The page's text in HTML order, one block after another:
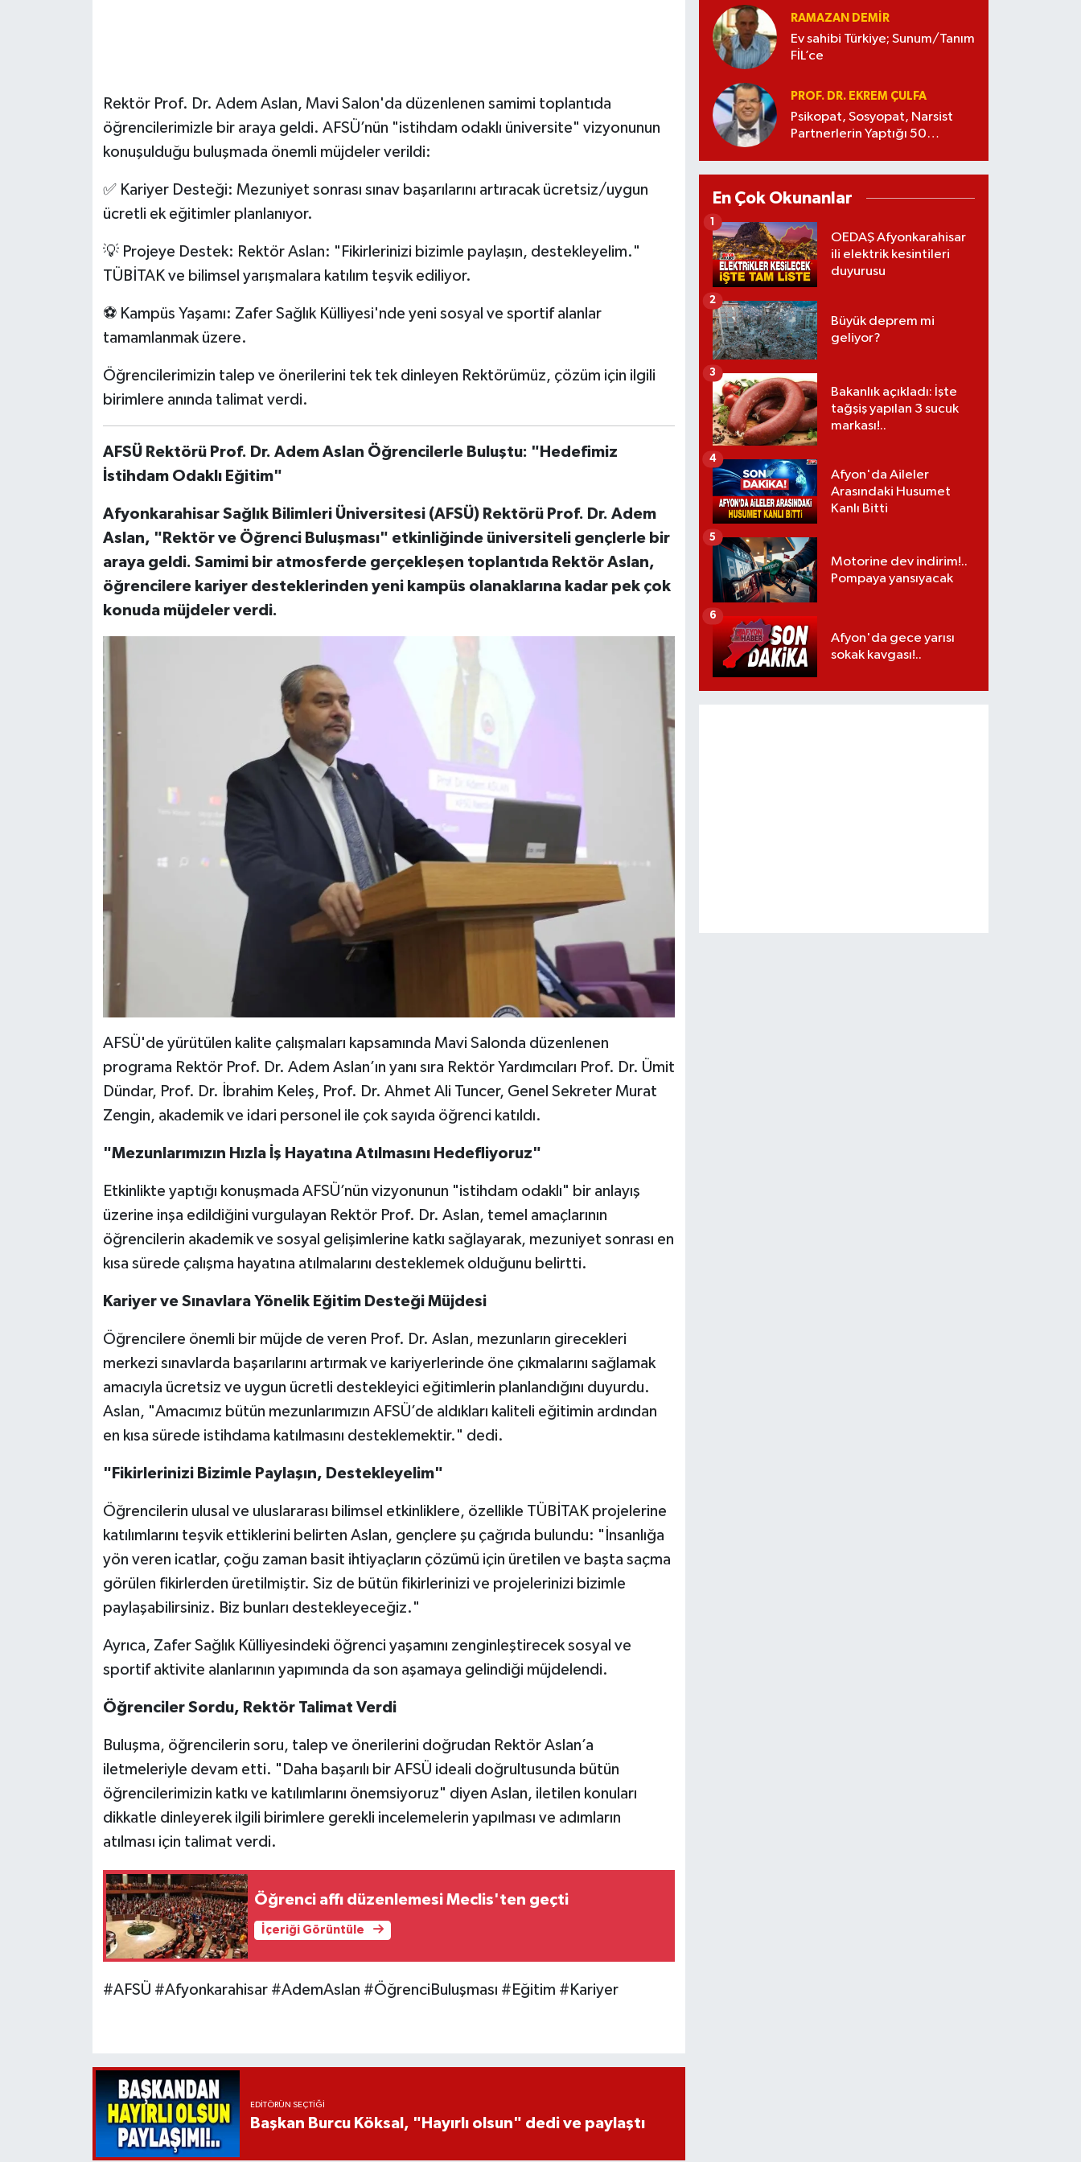
Rektör Prof. Dr. Adem Aslan, Mavi Salon'da düzenlenen samimi toplantıda
öğrencilerimizle bir araya geldi. AFSÜ’nün "istihdam odaklı üniversite" vizyonunun
konuşulduğu buluşmada önemli müjdeler verildi:
✅ Kariyer Desteği: Mezuniyet sonrası sınav başarılarını artıracak ücretsiz/uygun
ücretli ek eğitimler planlanıyor.
💡 Projeye Destek: Rektör Aslan: "Fikirlerinizi bizimle paylaşın, destekleyelim."
TÜBİTAK ve bilimsel yarışmalara katılım teşvik ediliyor.
⚽ Kampüs Yaşamı: Zafer Sağlık Külliyesi'nde yeni sosyal ve sportif alanlar
tamamlanmak üzere.
Öğrencilerimizin talep ve önerilerini tek tek dinleyen Rektörümüz, çözüm için ilgili
birimlere anında talimat verdi.
AFSÜ Rektörü Prof. Dr. Adem Aslan Öğrencilerle Buluştu: "Hedefimiz
İstihdam Odaklı Eğitim"
Afyonkarahisar Sağlık Bilimleri Üniversitesi (AFSÜ) Rektörü Prof. Dr. Adem
Aslan, "Rektör ve Öğrenci Buluşması" etkinliğinde üniversiteli gençlerle bir
araya geldi. Samimi bir atmosferde gerçekleşen toplantıda Rektör Aslan,
öğrencilere kariyer desteklerinden yeni kampüs olanaklarına kadar pek çok
konuda müjdeler verdi.
AFSÜ'de yürütülen kalite çalışmaları kapsamında Mavi Salonda düzenlenen
programa Rektör Prof. Dr. Adem Aslan’ın yanı sıra Rektör Yardımcıları Prof. Dr. Ümit
Dündar, Prof. Dr. İbrahim Keleş, Prof. Dr. Ahmet Ali Tuncer, Genel Sekreter Murat
Zengin, akademik ve idari personel ile çok sayıda öğrenci katıldı.
"Mezunlarımızın Hızla İş Hayatına Atılmasını Hedefliyoruz"
Etkinlikte yaptığı konuşmada AFSÜ’nün vizyonunun "istihdam odaklı" bir anlayış
üzerine inşa edildiğini vurgulayan Rektör Prof. Dr. Aslan, temel amaçlarının
öğrencilerin akademik ve sosyal gelişimlerine katkı sağlayarak, mezuniyet sonrası en
kısa sürede çalışma hayatına atılmalarını desteklemek olduğunu belirtti.
Kariyer ve Sınavlara Yönelik Eğitim Desteği Müjdesi
Öğrencilere önemli bir müjde de veren Prof. Dr. Aslan, mezunların girecekleri
merkezi sınavlarda başarılarını artırmak ve kariyerlerinde öne çıkmalarını sağlamak
amacıyla ücretsiz ve uygun ücretli destekleyici eğitimlerin planlandığını duyurdu.
Aslan, "Amacımız bütün mezunlarımızın AFSÜ’de aldıkları kaliteli eğitimin ardından
en kısa sürede istihdama katılmasını desteklemektir." dedi.
"Fikirlerinizi Bizimle Paylaşın, Destekleyelim"
Öğrencilerin ulusal ve uluslararası bilimsel etkinliklere, özellikle TÜBİTAK projelerine
katılımlarını teşvik ettiklerini belirten Aslan, gençlere şu çağrıda bulundu: "İnsanlığa
yön veren icatlar, çoğu zaman basit ihtiyaçların çözümü için üretilen ve başta saçma
görülen fikirlerden üretilmiştir. Siz de bütün fikirlerinizi ve projelerinizi bizimle
paylaşabilirsiniz. Biz bunları destekleyeceğiz."
Ayrıca, Zafer Sağlık Külliyesindeki öğrenci yaşamını zenginleştirecek sosyal ve
sportif aktivite alanlarının yapımında da son aşamaya gelindiği müjdelendi.
Öğrenciler Sordu, Rektör Talimat Verdi
Buluşma, öğrencilerin soru, talep ve önerilerini doğrudan Rektör Aslan’a
iletmeleriyle devam etti. "Daha başarılı bir AFSÜ ideali doğrultusunda bütün
öğrencilerimizin katkı ve katılımlarını önemsiyoruz" diyen Aslan, iletilen konuları
dikkatle dinleyerek ilgili birimlere gerekli incelemelerin yapılması ve adımların
atılması için talimat verdi.
Öğrenci affı düzenlemesi Meclis'ten geçti
İçeriği Görüntüle
#AFSÜ #Afyonkarahisar #AdemAslan #ÖğrenciBuluşması #Eğitim #Kariyer
EDITÖRÜN SEÇTIĞI
Başkan Burcu Köksal, "Hayırlı olsun" dedi ve paylaştı
RAMAZAN DEMİR
Ev sahibi Türkiye; Sunum/Tanım
FİL’ce
PROF. DR. EKREM ÇULFA
Psikopat, Sosyopat, Narsist
Partnerlerin Yaptığı 50
En Çok Okunanlar
OEDAŞ Afyonkarahisar
ili elektrik kesintileri
duyurusu
1
Büyük deprem mi
geliyor?
2
Bakanlık açıkladı: İşte
tağşiş yapılan 3 sucuk
markası!..
3
Afyon'da Aileler
Arasındaki Husumet
Kanlı Bitti
4
Motorine dev indirim!..
Pompaya yansıyacak
5
Afyon'da gece yarısı
sokak kavgası!..
6